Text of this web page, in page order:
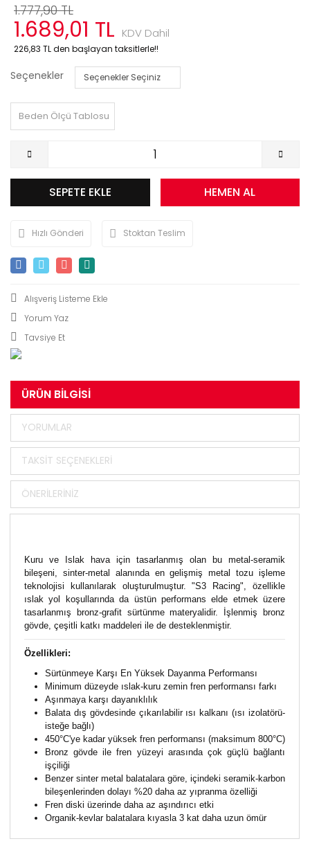
1.777,90 TL
1.689,01 TL KDV Dahil
226,83 TL den başlayan taksitlerle!!
Seçenekler
Beden Ölçü Tablosu
SEPETE EKLE HEMEN AL
Hızlı Gönderi Stoktan Teslim
Yorum Yaz
Tavsiye Et
ÜRÜN BILGISI
YORUMLAR
TAKSIT SEÇENEKLERI
ÖNERILERINIZ
Kuru ve Islak hava için tasarlanmış olan bu metal-seramik
bileşeni, sinter-metal alanında en gelişmiş metal tozu işleme
teknolojisi kullanılarak oluşturulmuştur. "S3 Racing", özellikle
ıslak yol koşullarında da üstün performans elde etmek üzere
tasarlanmış bronz-grafit sürtünme materyalidir. İşlenmiş bronz
gövde, çeşitli katkı maddeleri ile de desteklenmiştir.
Özellikleri:
Sürtünmeye Karşı En Yüksek Dayanma Performansı
Minimum düzeyde ıslak-kuru zemin fren performansı farkı
Aşınmaya karşı dayanıklılık
Balata dış gövdesinde çıkarılabilir ısı kalkanı (ısı izolatörü-
isteğe bağlı)
450°C'ye kadar yüksek fren performansı (maksimum 800°C)
Bronz gövde ile fren yüzeyi arasında çok güçlü bağlantı
işçiliği
Benzer sinter metal balatalara göre, içindeki seramik-karbon
bileşenlerinden dolayı %20 daha az yıpranma özelliği
Fren diski üzerinde daha az aşındırıcı etki
Organik-kevlar balatalara kıyasla 3 kat daha uzun ömür